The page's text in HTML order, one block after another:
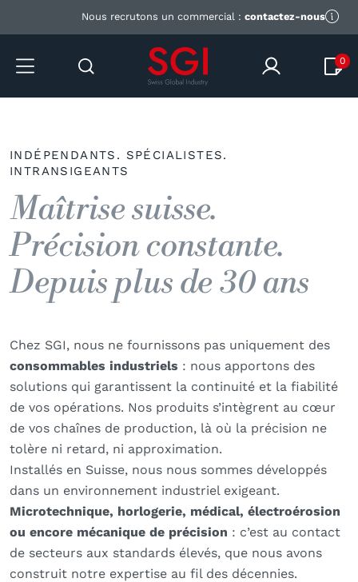
Nous recrutons un commercial : contactez-nous
0
INDÉPENDANTS. SPÉCIALISTES.
INTRANSIGEANTS
Maîtrise suisse.
Précision constante.
Depuis plus de 30 ans
Chez SGI, nous ne fournissons pas uniquement des
consommables industriels : nous apportons des
solutions qui garantissent la continuité et la fiabilité
de vos opérations. Nos produits s’intègrent au cœur
de vos chaînes de production, là où la précision ne
tolère ni retard, ni approximation.
Installés en Suisse, nous nous sommes développés
dans un environnement industriel exigeant.
Microtechnique, horlogerie, médical, électroérosion
ou encore mécanique de précision : c’est au contact
de secteurs aux standards élevés, que nous avons
construit notre expertise au fil des décennies.